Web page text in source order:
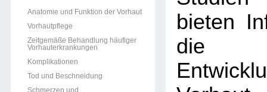
Anatomie und Funktion der Vorhaut
Vorhautpflege
Zeitgemäße Behandlung häufiger
Vorhauterkrankungen
Komplikationen
Tod und Beschneidung
Schmerzen und
bieten
die